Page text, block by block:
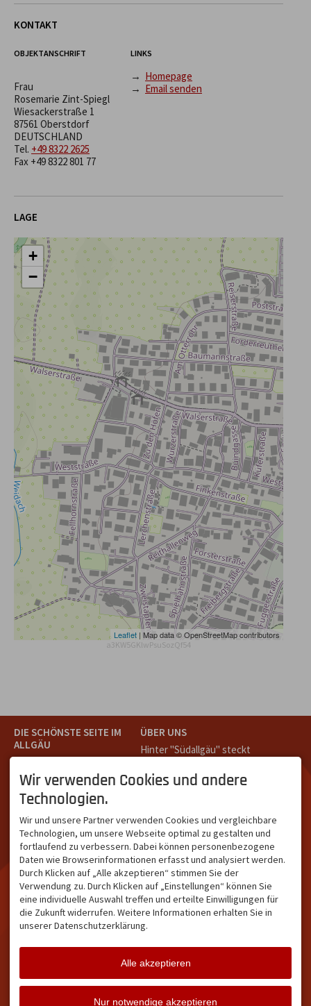
KONTAKT
OBJEKTANSCHRIFT
Frau
Rosemarie Zint-Spiegl
Wiesackerstraße 1
87561 Oberstdorf
DEUTSCHLAND
Tel. +49 8322 2625
Fax +49 8322 801 77
LINKS
→ Homepage
→ Email senden
LAGE
+
−
Leaflet | Map data © OpenStreetMap contributors
a3KW5GKlwPsuSozQf54
DIE SCHÖNSTE SEITE IM
ALLGÄU
Teil des Oberallgäus. Es
verbindet die Tourismus-
Destinationen Oberstdorf,
Kleinwalsertal und beliebte
Urlaubsziele wie die
Hörnerdörfer, Alpsee-
Grünten, Oberstaufen oder
Wertach im Allgäu.
ÜBER UNS
Hinter "Südallgäu" steckt
Oberstdorf.
Unser Ziel ist ein attraktives
Leistungsträger im
südlichen Oberallgäu eine
starke Plattform bietet.
NETZWERK & REICHWEITE
ca. 36.700 Abos bei
Instagram
Facebook Instagram Twitter
Wir verwenden Cookies und andere
Technologien.
Wir und unsere Partner verwenden Cookies und vergleichbare
Technologien, um unsere Webseite optimal zu gestalten und
fortlaufend zu verbessern. Dabei können personenbezogene
Daten wie Browserinformationen erfasst und analysiert werden.
Durch Klicken auf „Alle akzeptieren“ stimmen Sie der
Verwendung zu. Durch Klicken auf „Einstellungen“ können Sie
eine individuelle Auswahl treffen und erteilte Einwilligungen für
die Zukunft widerrufen. Weitere Informationen erhalten Sie in
unserer Datenschutzerklärung.
Alle akzeptieren
Nur notwendige akzeptieren